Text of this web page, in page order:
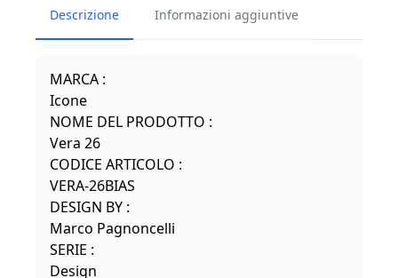
quantità
Descrizione Informazioni aggiuntive
MARCA :
Icone
NOME DEL PRODOTTO :
Vera 26
CODICE ARTICOLO :
VERA-26BIAS
DESIGN BY :
Marco Pagnoncelli
SERIE :
Design